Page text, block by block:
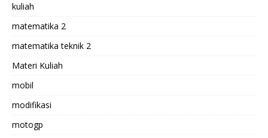
kuliah
matematika 2
matematika teknik 2
Materi Kuliah
mobil
modifikasi
motogp